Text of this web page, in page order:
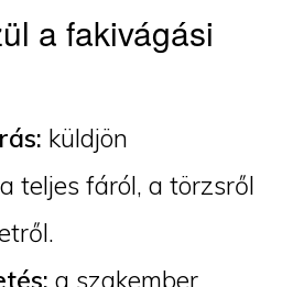
a fakivágási
küldjön
teljes fáról, a törzsről
a szakember